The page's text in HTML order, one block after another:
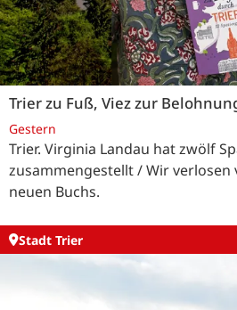
Trier zu Fuß, Viez zur
Gestern
Trier. Virginia Landau hat zwölf
zusammengestellt / Wir verlosen
neuen Buchs.
Stadt Trier